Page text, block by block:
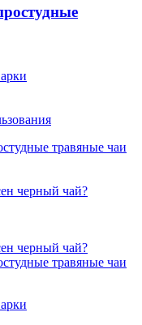
травяные чаи
черный чай?
черный чай?
травяные чаи